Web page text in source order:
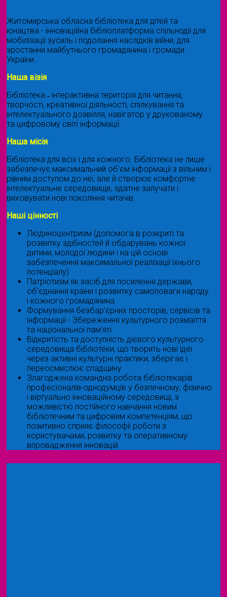
Житомирська обласна бібліотека для дітей та
юнацтва - інноваційна бібліоплатформа спільнодії для
мобілізації зусиль і подолання наслідків війни, для
зростання майбутнього громадянина і громади
України.
Наша візія
Бібліотека ˗ інтерактивна територія для читання,
творчості, креативної діяльності, спілкування та
інтелектуального дозвілля, навігатор у друкованому
та цифровому світі інформації.
Наша місія
Бібліотека для всіх і для кожного. Бібліотека не лише
забезпечує максимальний об'єм інформації з вільним і
рівним доступом до неї, але й створює комфортне
інтелектуальне середовище, здатне залучати і
виховувати нові покоління читачів.
Наші цінності
Людиноцентризм (допомога в розкриті та
розвитку здібностей й обдарувань кожної
дитини, молодої людини і на цій основі
забезпечення максимальної реалізації їхнього
потенціалу)
Патріотизм як засіб для посилення держави,
об'єднання країни і розвитку самоповаги народу
і кожного громадянина
Формування безбар’єрних просторів, сервісів та
інформації - Збереження культурного розмаїття
та національної пам’яті
Відкритість та доступність дієвого культурного
середовища бібліотеки, що творить нові ідеї
через активні культурні практики, зберігає і
переосмислює спадщину
Злагоджена командна робота бібліотекарів
професіоналів-однодумців у безпечному, фізично
і віртуально інноваційному середовищі, з
можливістю постійного навчання новим
бібліотечним та цифровим компетенціям, що
позитивно сприяє філософії роботи з
користувачами, розвитку та оперативному
впровадження інновацій.